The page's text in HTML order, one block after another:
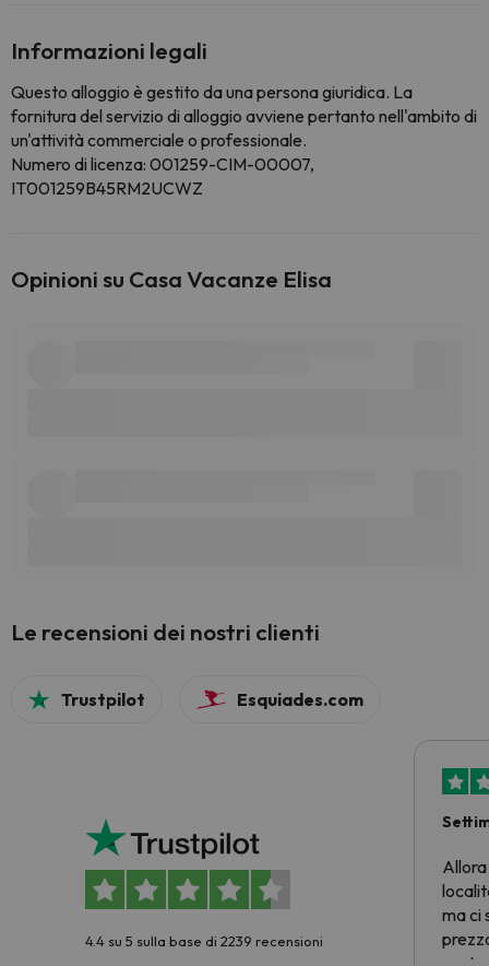
Informazioni legali
Questo alloggio è gestito da una persona giuridica. La
fornitura del servizio di alloggio avviene pertanto nell'ambito di
un'attività commerciale o professionale.
Numero di licenza: 001259-CIM-00007,
IT001259B45RM2UCWZ
Opinioni su Casa Vacanze Elisa
Le recensioni dei nostri clienti
Trustpilot Esquiades.com
4.4 su 5 sulla base di 2239 recensioni
Allora
ma ci